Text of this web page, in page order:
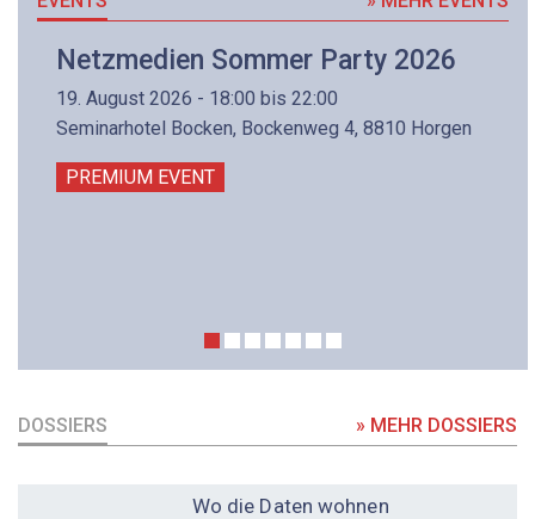
Netzmedien Sommer Party 2026
19. August 2026 - 18:00 bis 22:00
Seminarhotel Bocken, Bockenweg 4, 8810 Horgen
PREMIUM EVENT
DOSSIERS » MEHR DOSSIERS
Wo die Daten wohnen